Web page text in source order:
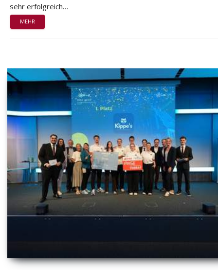
sehr erfolgreich…
MEHR